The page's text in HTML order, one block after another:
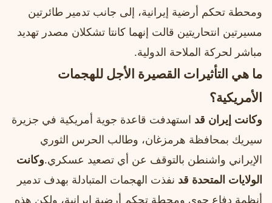
ومحطة تحكم أرضية إيرانية، إلى جانب تدمير طائرتين
مسيرتين انتحاريتين قالت إنهما كانتا تشكلان مصدر تهديد
مباشر لحركة الملاحة الدولية.
ما هي التأثيرات القصيرة الأجل للهجمات
الأمريكية؟
وكانت إيران قد استهدفت قاعدة جوية أمريكية في جزيرة
سيريك بمحافظة هرمزغان، وطالب الحرس الثوري
الإيراني واشنطن بالتوقف عن أي تصعيد عسكري.وكانت
الولايات المتحدة قد نفذت الهجمات المتبادلة بهدف تدمير
أنظمة دفاع جوي ومحطة تحكم أرضية إيرانية، ولكن هذه